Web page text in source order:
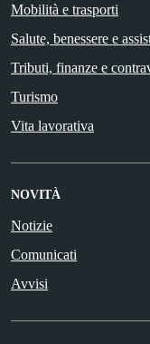
Mobilità e trasporti
Salute, benessere e
Tributi, finanze e
Turismo
Vita lavorativa
NOVITÀ
Notizie
Comunicati
Avvisi